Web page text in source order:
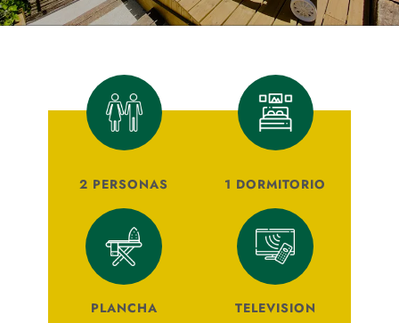
2 PERSONAS
PLANCHA
1 DORMITORIO
TELEVISION